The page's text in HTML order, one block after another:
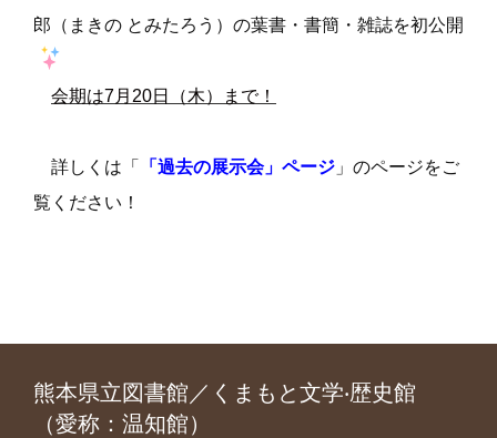
郎（まきの とみたろう）の葉書・書簡・雑誌を初公開
会期は7月20日（木）まで！
詳しくは「 「過去の展示会」ページ 」のページをご
覧ください！
熊本県立図書館／くまもと文学‧歴史館
（愛称：温知館）